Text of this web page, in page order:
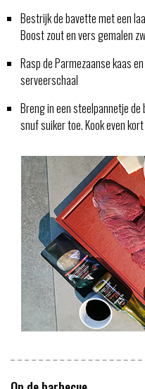
Bestrijk de bavette met een
Boost zout en vers gemalen
Rasp de Parmezaanse kaas
serveerschaal
Breng in een steelpannetje de
snuf suiker toe. Kook even